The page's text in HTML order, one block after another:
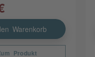
Warenkorb
Produkt